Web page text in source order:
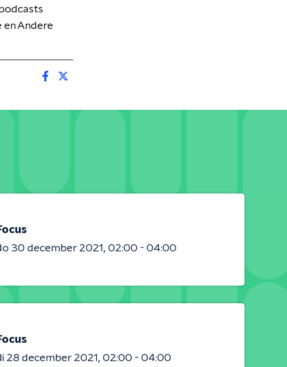
en Andere
30 december 2021
02:00 - 04:00
28 december 2021
02:00 - 04:00